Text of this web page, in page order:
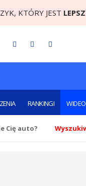
KTÓRY JEST
RANKINGI
Cię auto?